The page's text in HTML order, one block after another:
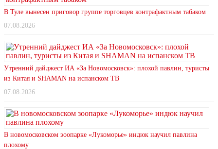
В Туле вынесен приговор группе торговцев контрафактным табаком
07.08.2026
Утренний дайджест ИА «За Новомосковск»: плохой павлин, туристы
из Китая и SHAMAN на испанском ТВ
07.08.2026
В новомосковском зоопарке «Лукоморье» индюк научил павлина
плохому